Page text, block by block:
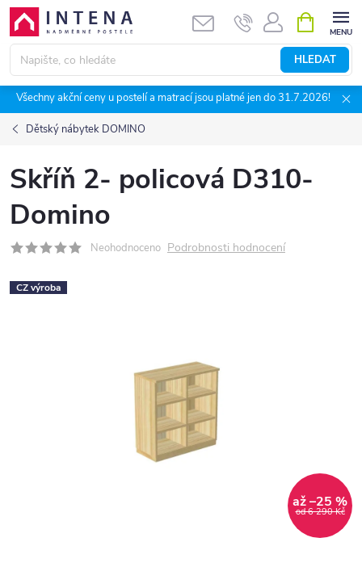
Přejít
obsah
HLEDAT
NÁKUPNÍ
KOŠÍK
Všechny akční ceny u postelí a matrací jsou platné jen do 31.7.2026!
Dětský nábytek DOMINO
Skříň 2- policová D310-
Domino
Neohodnoceno Podrobnosti hodnocení
CZ výroba
od 6 290 Kč
až –25 %